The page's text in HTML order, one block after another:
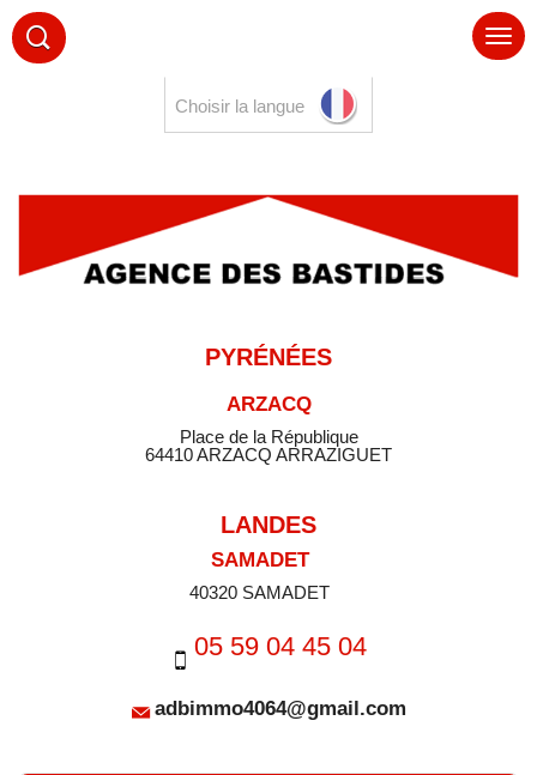
Choisir la langue
PYRÉNÉES
ARZACQ
Place de la République
64410 ARZACQ ARRAZIGUET
LANDES
SAMADET
40320 SAMADET
05 59 04 45 04
adbimmo4064@gmail.com